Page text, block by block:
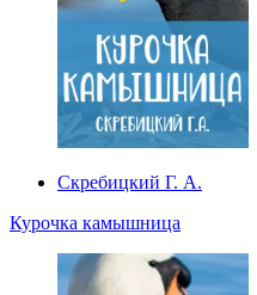
Скребицкий Г. А.
Курочка камышница